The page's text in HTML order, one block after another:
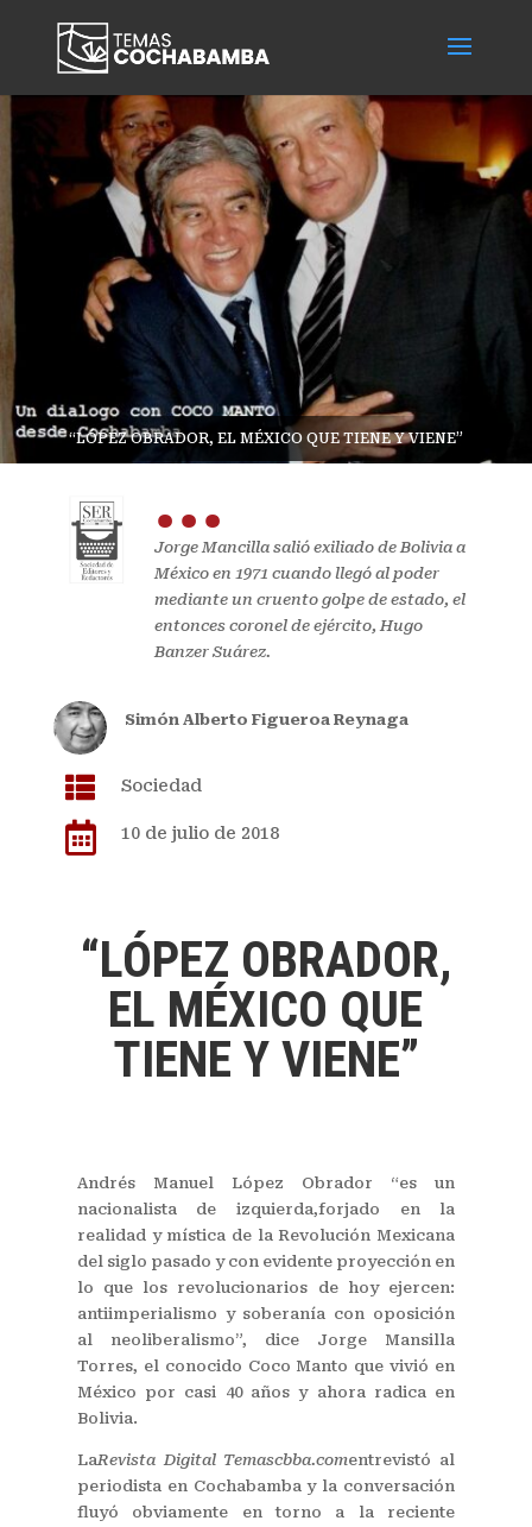
“LÓPEZ OBRADOR, EL MÉXICO QUE TIENE Y VIENE”
...
Jorge Mancilla salió exiliado de Bolivia a
México en 1971 cuando llegó al poder
mediante un cruento golpe de estado, el
entonces coronel de ejército, Hugo
Banzer Suárez.
Simón Alberto Figueroa Reynaga
 Sociedad
 10 de julio de 2018
“LÓPEZ OBRADOR,
EL MÉXICO QUE
TIENE Y VIENE”
Andrés Manuel López Obrador “es un
nacionalista de izquierda,forjado en la
realidad y mística de la Revolución Mexicana
del siglo pasado y con evidente proyección en
lo que los revolucionarios de hoy ejercen:
antiimperialismo y soberanía con oposición
al neoliberalismo”, dice Jorge Mansilla
Torres, el conocido Coco Manto que vivió en
México por casi 40 años y ahora radica en
Bolivia.
LaRevista Digital Temascbba.comentrevistó al
periodista en Cochabamba y la conversación
fluyó obviamente en torno a la reciente